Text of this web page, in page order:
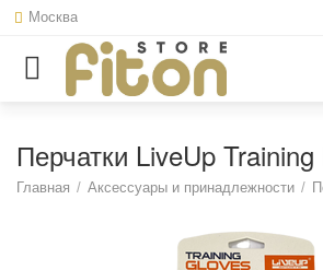
Москва
Перчатки LiveUp
Главная / Аксессуары и принадлежности /